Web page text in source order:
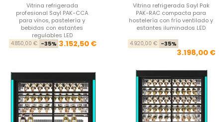
Vitrina refrigerada
profesional Sayl PAK-CCA
para vinos, pastelería y
bebidas con estantes
regulables LED
Precio base
4.850,00 € -35% Precio
3.152,50 €
Vitrina refrigerada Sayl Pak
PAK-RAC compacta para
hostelería con frío ventilado y
estantes iluminados LED
4.920,00 € -35%
3.198,00 €